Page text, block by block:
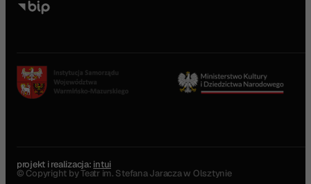
projekt i realizacja: intui
© Copyright by Teatr im. Stefana Jaracza w Olsztynie